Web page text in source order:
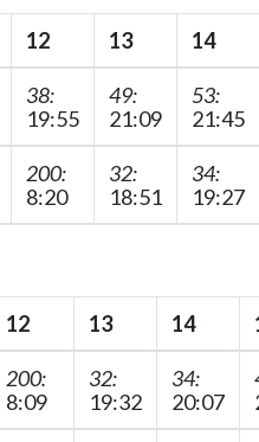
12 13 14
38:
19:55
49:
21:09
53:
21:45
200:
8:20
32:
18:51
34:
19:27
12 13 14
200:
8:09
32:
19:32
34:
20:07